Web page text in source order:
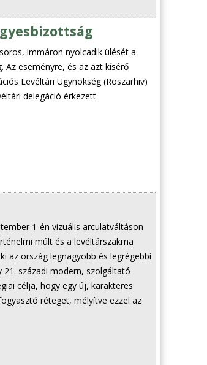
immáron nyolcadik ülését a
eseményre, és az azt kísérő
Levéltári Ügynökség (Roszarhiv)
delegáció érkezett
1-én vizuális arculatváltáson
múlt és a levéltárszakma
az ország legnagyobb és legrégebbi
századi modern, szolgáltató
célja, hogy egy új, karakteres
réteget, mélyítve ezzel az